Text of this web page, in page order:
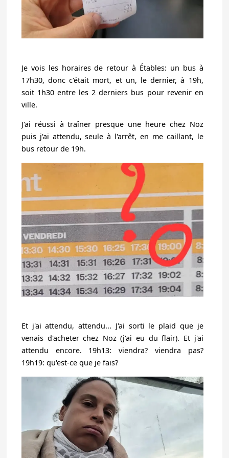
Je vois les horaires de retour à Étables: un bus à
17h30, donc c'était mort, et un, le dernier, à 19h,
soit 1h30 entre les 2 derniers bus pour revenir en
ville.
J'ai réussi à traîner presque une heure chez Noz
puis j'ai attendu, seule à l'arrêt, en me caillant, le
bus retour de 19h.
Et j'ai attendu, attendu... J'ai sorti le plaid que je
venais d'acheter chez Noz (j'ai eu du flair). Et j'ai
attendu encore. 19h13: viendra? viendra pas?
19h19: qu'est-ce que je fais?